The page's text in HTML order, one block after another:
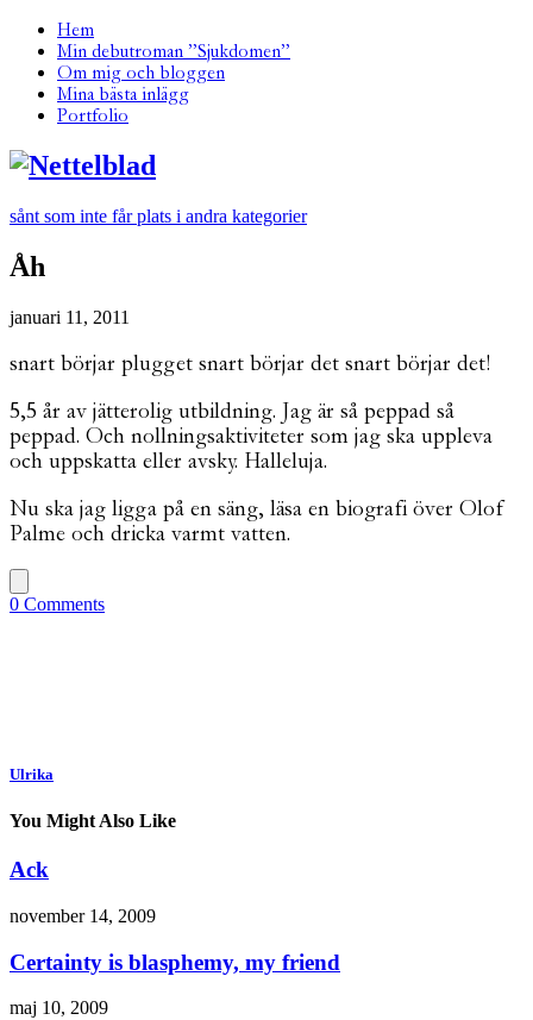
Hem
Min debutroman ”Sjukdomen”
Om mig och bloggen
Mina bästa inlägg
Portfolio
sånt som inte får plats i andra kategorier
Åh
januari 11, 2011
snart börjar plugget snart börjar det snart börjar det!
5,5 år av jätterolig utbildning. Jag är så peppad så
peppad. Och nollningsaktiviteter som jag ska uppleva
och uppskatta eller avsky. Halleluja.
Nu ska jag ligga på en säng, läsa en biografi över Olof
Palme och dricka varmt vatten.
0 Comments
Ulrika
You Might Also Like
Ack
november 14, 2009
Certainty is blasphemy, my friend
maj 10, 2009